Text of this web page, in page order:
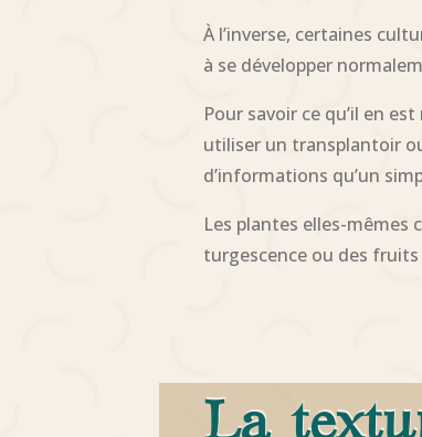
À l’inverse, certaines
à se développer
Pour savoir ce qu’il en
utiliser un transplantoir
d’informations qu’un
Les plantes elles-
turgescence ou des
La